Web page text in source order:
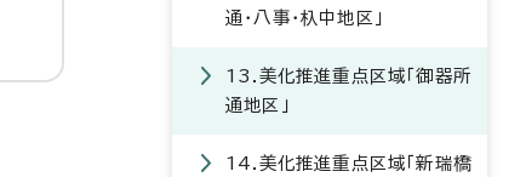
通・八事・杁中地区」
13.美化推進重点区域「御器所
通地区」
14.美化推進重点区域「新瑞橋